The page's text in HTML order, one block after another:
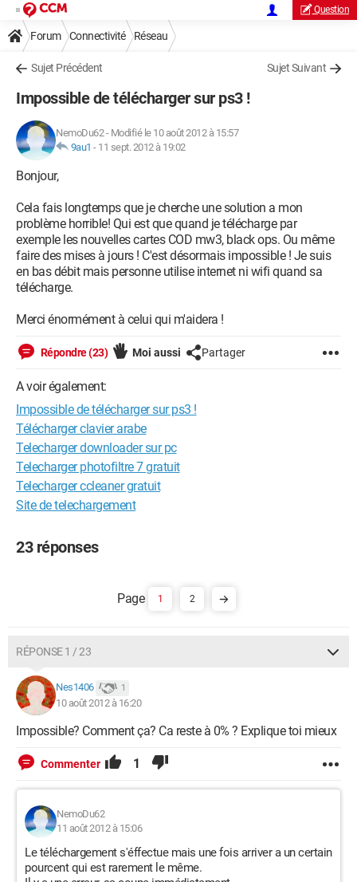
Question
Forum Connectivité Réseau
Sujet Précédent Sujet Suivant
Impossible de télécharger sur ps3 !
NemoDu62- Modifié le 10 août 2012 à 15:57
9au1 - 11 sept. 2012 à 19:02
Bonjour,
Cela fais longtemps que je cherche une solution a mon
problème horrible! Qui est que quand je télécharge par
exemple les nouvelles cartes COD mw3, black ops. Ou même
faire des mises à jours ! C'est désormais impossible ! Je suis
en bas débit mais personne utilise internet ni wifi quand sa
télécharge.
Merci énormément à celui qui m'aidera !
Répondre (23) Moi aussi Partager
A voir également:
Impossible de télécharger sur ps3 !
Télécharger clavier arabe
Telecharger downloader sur pc
Telecharger photofiltre 7 gratuit
Telecharger ccleaner gratuit
Site de telechargement
23 réponses
1 2
RÉPONSE 1 / 23
Nes1406 1
10 août 2012 à 16:20
Impossible? Comment ça? Ca reste à 0% ? Explique toi mieux
Commenter 1
NemoDu62
11 août 2012 à 15:06
Le téléchargement s'éffectue mais une fois arriver a un certain
pourcent qui est rarement le même.